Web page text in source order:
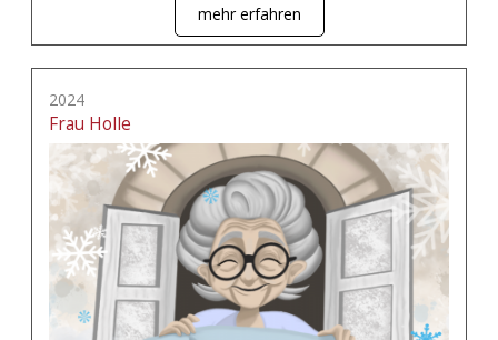
mehr erfahren
2024
Frau Holle